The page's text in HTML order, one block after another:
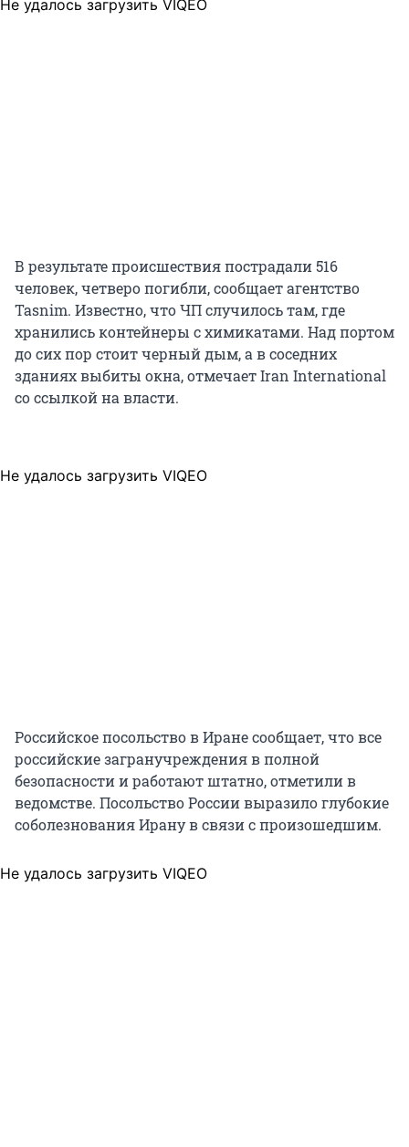
Не удалось загрузить VIQEO
В результате происшествия пострадали 516
человек, четверо погибли, сообщает агентство
Tasnim. Известно, что ЧП случилось там, где
хранились контейнеры с химикатами. Над портом
до сих пор стоит черный дым, а в соседних
зданиях выбиты окна, отмечает Iran International
со ссылкой на власти.
Не удалось загрузить VIQEO
Российское посольство в Иране сообщает, что все
российские загранучреждения в полной
безопасности и работают штатно, отметили в
ведомстве. Посольство России выразило глубокие
соболезнования Ирану в связи с произошедшим.
Не удалось загрузить VIQEO